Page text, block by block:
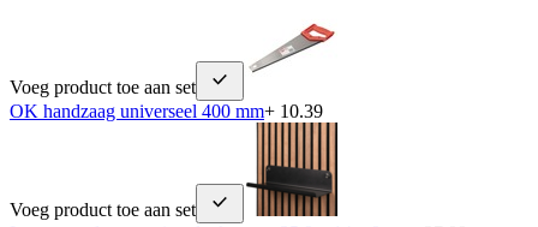
Voeg product toe aan set
OK handzaag universeel 400 mm+ 10.39
Voeg product toe aan set